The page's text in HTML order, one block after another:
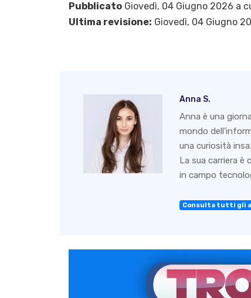
Pubblicato Giovedì, 04 Giugno 2026 a
Ultima revisione: Giovedì, 04 Giugno
Anna S.
Anna è una
mondo
una curiosità
La sua carriera
in campo
Consulta tutti gli